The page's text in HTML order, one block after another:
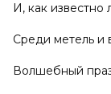
И, как известно
Среди метель и
Волшебный